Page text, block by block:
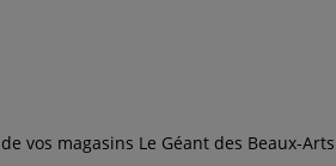
vos magasins Le Géant des Beaux-